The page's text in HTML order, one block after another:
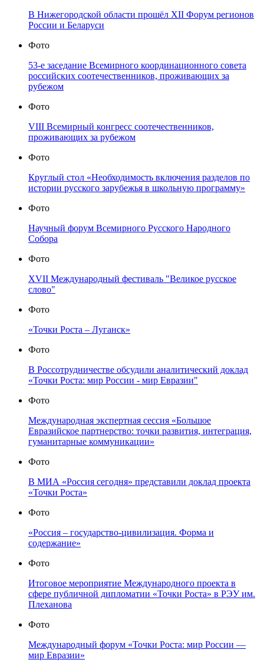
В Нижегородской области прошёл XII Форум регионов
России и Беларуси
Фото
53-е заседание Всемирного координационного совета
российских соотечественников, проживающих за
рубежом
Фото
VIII Всемирный конгресс соотечественников,
проживающих за рубежом
Фото
Круглый стол «Необходимость включения разделов по
истории русского зарубежья в школьную программу»
Фото
Научный форум Всемирного Русского Народного
Собора
Фото
XVII Международный фестиваль "Великое русское
слово"
Фото
«Точки Роста – Луганск»
Фото
В Россотрудничестве обсудили аналитический доклад
«Точки Роста: мир России - мир Евразии"
Фото
Международная экспертная сессия «Большое
Евразийское партнерство: точки развития, интеграция,
гуманитарные коммуникации»
Фото
В МИА «Россия сегодня» представили доклад проекта
«Точки Роста»
Фото
«Россия – государство-цивилизация. Форма и
содержание»
Фото
Итоговое мероприятие Международного проекта в
сфере публичной дипломатии «Точки Роста» в РЭУ им.
Плеханова
Фото
Международный форум «Точки Роста: мир России —
мир Евразии»